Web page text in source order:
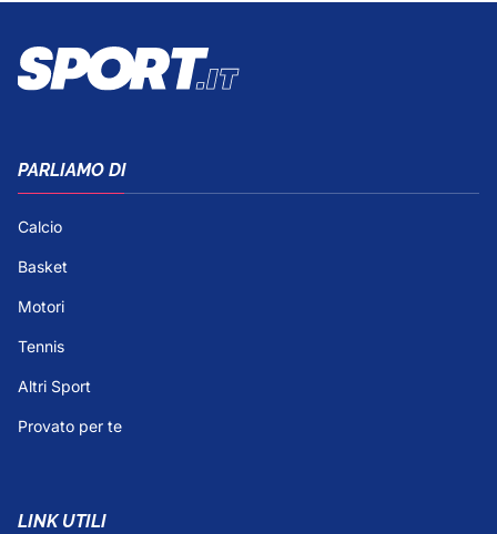
PARLIAMO DI
Calcio
Basket
Motori
Tennis
Altri Sport
Provato per te
LINK UTILI